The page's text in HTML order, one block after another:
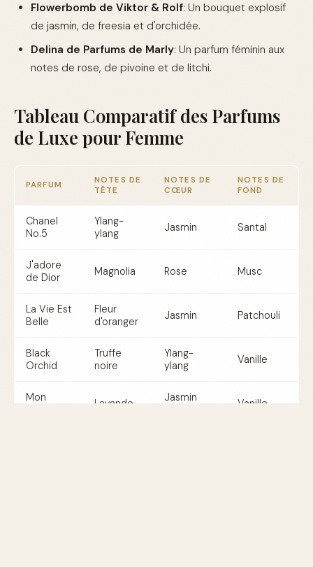
Flowerbomb de Viktor & Rolf: Un bouquet explosif
de jasmin, de freesia et d'orchidée.
Delina de Parfums de Marly: Un parfum féminin aux
notes de rose, de pivoine et de litchi.
Tableau Comparatif des Parfums
de Luxe pour Femme
PARFUM
NOTES DE
TÊTE
NOTES DE
CŒUR
NOTES DE
FOND
Chanel
No.5
Ylang-
ylang
Jasmin Santal
J'adore
de Dior
Magnolia Rose Musc
La Vie Est
Belle
Fleur
d'oranger
Jasmin Patchouli
Black
Orchid
Truffe
noire
Ylang-
ylang
Vanille
Mon
Lavande
Jasmin
Vanille